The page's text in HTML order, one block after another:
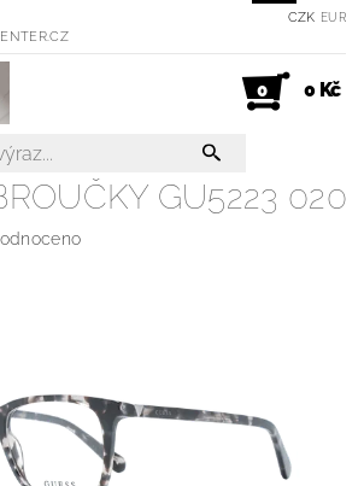
CZK EUR
0 0 Kč
GU5223 020